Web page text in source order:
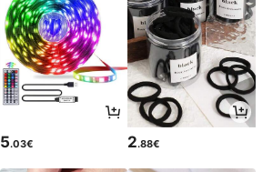
5.03€ 2.88€